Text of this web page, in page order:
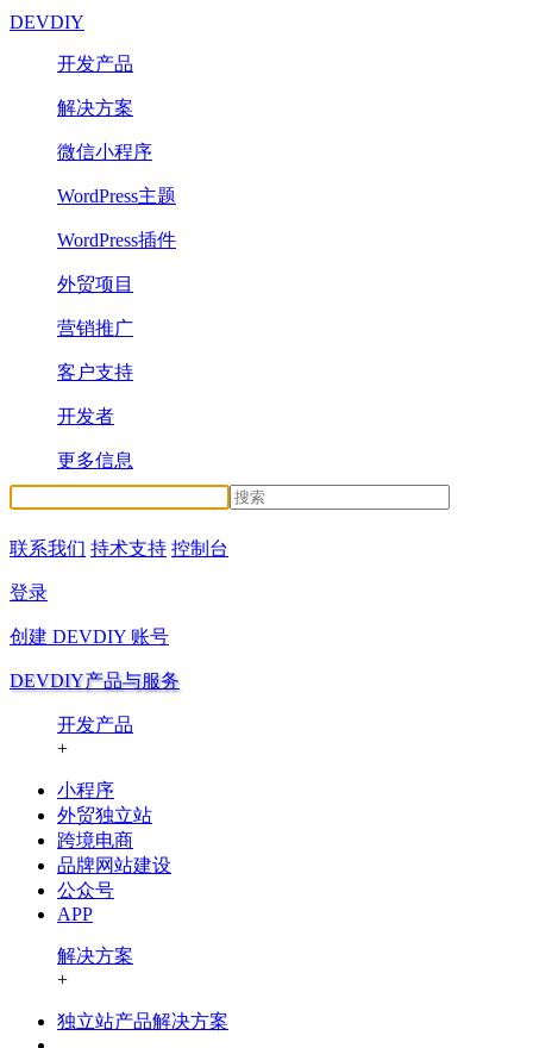
DEVDIY
开发产品
解决方案
微信小程序
WordPress主题
WordPress插件
外贸项目
营销推广
客户支持
开发者
更多信息
联系我们 持术支持 控制台
登录
创建 DEVDIY 账号
DEVDIY产品与服务
开发产品
+
小程序
外贸独立站
跨境电商
品牌网站建设
公众号
APP
解决方案
+
独立站产品解决方案